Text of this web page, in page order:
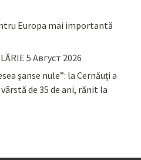
Europa mai importantă
5 Август 2026
șanse nule”: la Cernăuți a
de 35 de ani, rănit la